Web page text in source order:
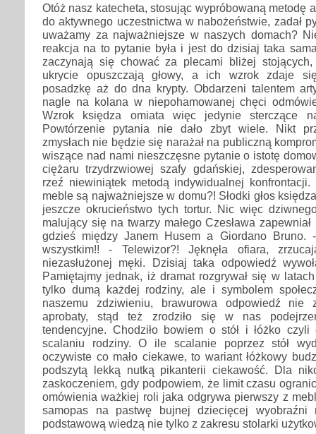
Otóż nasz katecheta, stosując wypróbowaną metodę
do aktywnego uczestnictwa w nabożeństwie, zadał
uważamy za najważniejsze w naszych domach?
reakcja na to pytanie była i jest do dzisiaj taka
zaczynają się chować za plecami bliżej
ukrycie opuszczają głowy, a ich wzrok zdaje
posadzkę aż do dna krypty. Obdarzeni talentem
nagle na kolana w niepohamowanej chęci
Wzrok księdza omiata więc jedynie sterczące
Powtórzenie pytania nie dało zbyt wiele. Nikt
zmysłach nie będzie się narażał na publiczną
wiszące nad nami nieszczęsne pytanie o istotę
ciężaru trzydrzwiowej szafy gdańskiej,
rzeź niewiniątek metodą indywidualnej
meble są najważniejsze w domu?! Słodki głos
jeszcze okrucieństwo tych tortur. Nic więc
malujący się na twarzy małego Czesława
gdzieś między Janem Husem a Giordano Bruno.
wszystkim!! - Telewizor?! Jęknęła ofiara,
niezasłużonej męki. Dzisiaj taka odpowiedź
Pamiętajmy jednak, iż dramat rozgrywał się w
tylko dumą każdej rodziny, ale i symbolem
naszemu zdziwieniu, brawurowa odpowiedź nie
aprobaty, stąd też zrodziło się w nas
tendencyjne. Chodziło bowiem o stół i łóżko czyli
scalaniu rodziny. O ile scalanie poprzez stół
oczywiste co mało ciekawe, to wariant łóżkowy
podszytą lekką nutką pikanterii ciekawość. Dla
zaskoczeniem, gdy podpowiem, że limit czasu
omówienia ważkiej roli jaka odgrywa pierwszy z
samopas na pastwę bujnej dziecięcej wyobraźni
podstawową wiedzą nie tylko z zakresu stolarki